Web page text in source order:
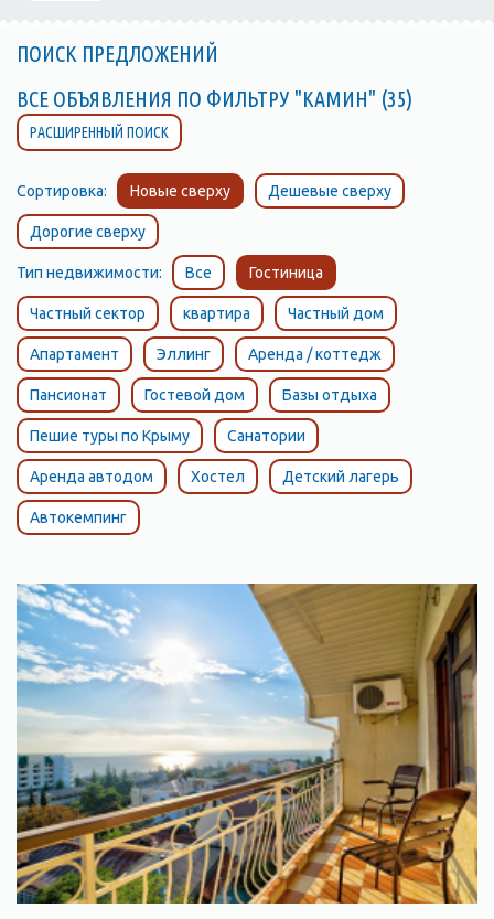
ПОИСК ПРЕДЛОЖЕНИЙ
ВСЕ ОБЪЯВЛЕНИЯ ПО ФИЛЬТРУ "КАМИН" (35)
РАСШИРЕННЫЙ ПОИСК
Сортировка: Новые сверху Дешевые сверху
Дорогие сверху
Тип недвижимости: Все Гостиница
Частный сектор квартира Частный дом
Апартамент Эллинг Аренда / коттедж
Пансионат Гостевой дом Базы отдыха
Пешие туры по Крыму Санатории
Аренда автодом Хостел Детский лагерь
Автокемпинг